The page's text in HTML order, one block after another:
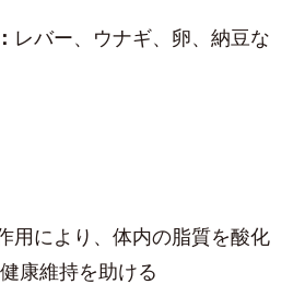
レバー、ウナギ、卵、納豆な
用により、体内の脂質を酸化
康維持を助ける